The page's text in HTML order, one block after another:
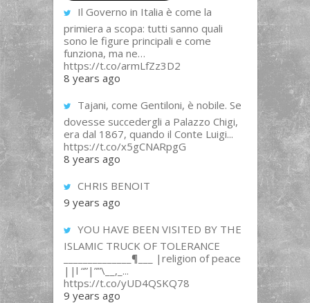
Il Governo in Italia è come la
primiera a scopa: tutti sanno quali
sono le figure principali e come
funziona, ma ne…
https://t.co/armLfZz3D2
8 years ago
Tajani, come Gentiloni, è nobile. Se
dovesse succedergli a Palazzo Chigi,
era dal 1867, quando il Conte Luigi...
https://t.co/x5gCNARpgG
8 years ago
CHRIS BENOIT
9 years ago
YOU HAVE BEEN VISITED BY THE
ISLAMIC TRUCK OF TOLERANCE
______________¶___ |religion of peace
||l “”|””\__,_...
https://t.co/yUD4QSKQ78
9 years ago